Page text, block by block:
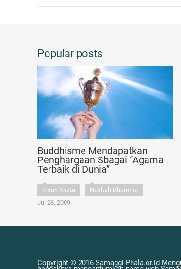
Popular posts
Buddhisme Mendapatkan
Penghargaan Sbagai “Agama
Terbaik di Dunia”
Kisah Nyata
Naskah Dhamma
Jul 28, 2009
Copyright © 2016 Samaggi-Phala.or.id